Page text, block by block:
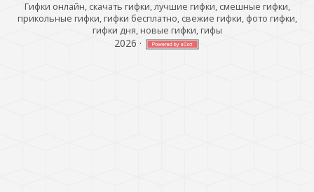
Гифки онлайн, скачать гифки, лучшие гифки, смешные гифки,
прикольные гифки, гифки бесплатно, свежие гифки, фото гифки,
гифки дня, новые гифки, гифы
2026 ·